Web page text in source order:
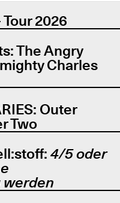
2026
The Angry
Charles
Outer
Two
4/5 oder
werden